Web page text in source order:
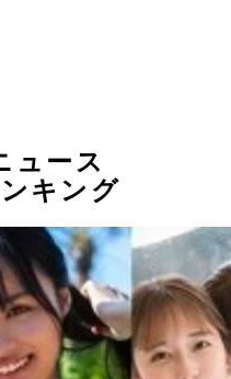
ュース
キング